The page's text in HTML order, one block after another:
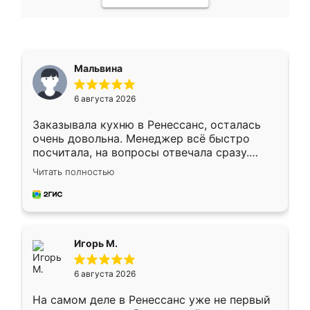
Мальвина
6 августа 2026
Заказывала кухню в Ренессанс, осталась
очень довольна. Менеджер всё быстро
посчитала, на вопросы отвечала сразу.
Замерщик приехал в субботу, подошёл к
делу со всей ответственностью. Собрали
за день, ребята работали аккуратно, даже
Читать полностью
Игорь М.
6 августа 2026
На самом деле в Ренессанс уже не первый